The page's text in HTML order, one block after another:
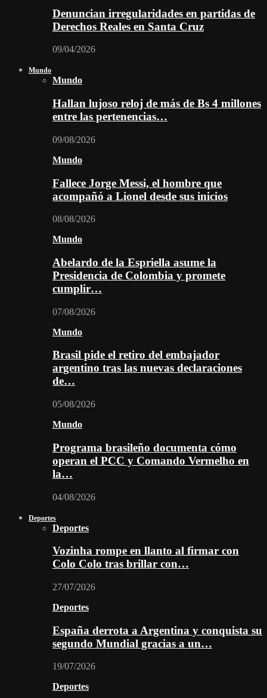
Denuncian irregularidades en partidas de
Derechos Reales en Santa Cruz
09/04/2026
Mundo
Mundo
Hallan lujoso reloj de más de Bs 4 millones
entre las pertenencias…
09/08/2026
Mundo
Fallece Jorge Messi, el hombre que
acompañó a Lionel desde sus inicios
08/08/2026
Mundo
Abelardo de la Espriella asume la
Presidencia de Colombia y promete
cumplir…
07/08/2026
Mundo
Brasil pide el retiro del embajador
argentino tras las nuevas declaraciones
de…
05/08/2026
Mundo
Programa brasileño documenta cómo
operan el PCC y Comando Vermelho en
la…
04/08/2026
Deportes
Deportes
Vozinha rompe en llanto al firmar con
Colo Colo tras brillar con…
27/07/2026
Deportes
España derrota a Argentina y conquista su
segundo Mundial gracias a un…
19/07/2026
Deportes